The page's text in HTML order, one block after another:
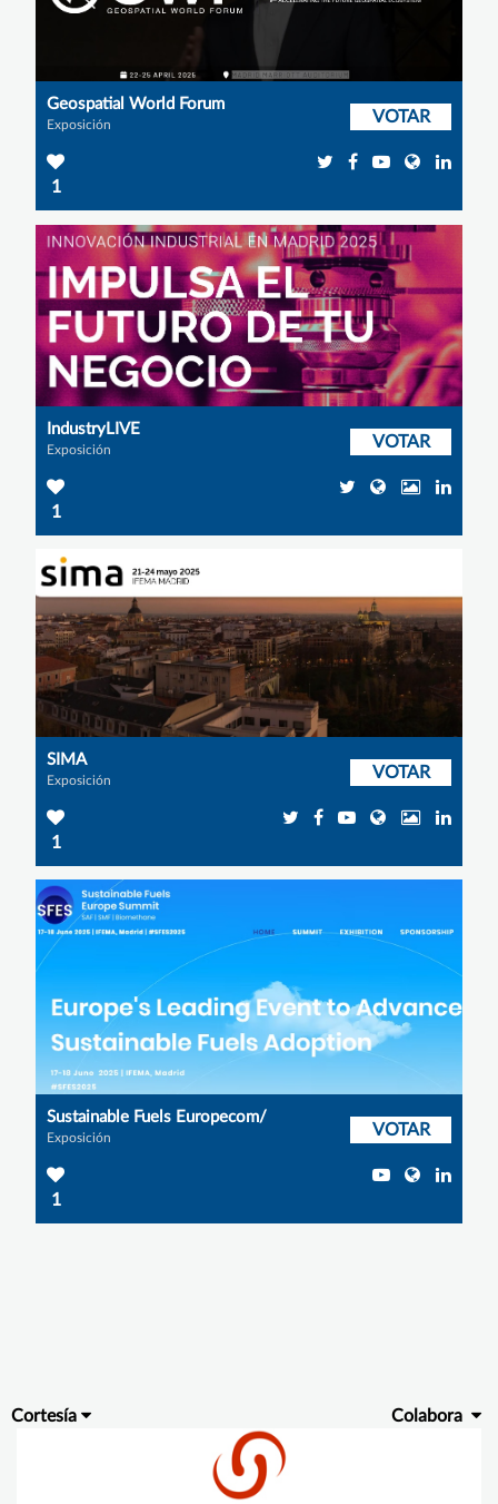
Geospatial World Forum
Exposición VOTAR
1
IndustryLIVE
Exposición VOTAR
1
SIMA
Exposición VOTAR
1
Sustainable Fuels Europecom/
Exposición VOTAR
1
Cortesía Colabora